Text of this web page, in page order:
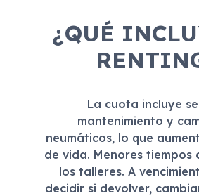
¿QUÉ
La cuota incluye
mantenimiento y
neumáticos, lo que
de vida. Menores tiempos
los talleres. A
decidir si devolver,